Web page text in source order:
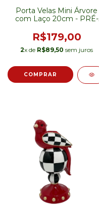
Porta Velas Mini Árvore
com Laço 20cm - PRÉ-
R$179,00
2x de R$89,50 sem juros